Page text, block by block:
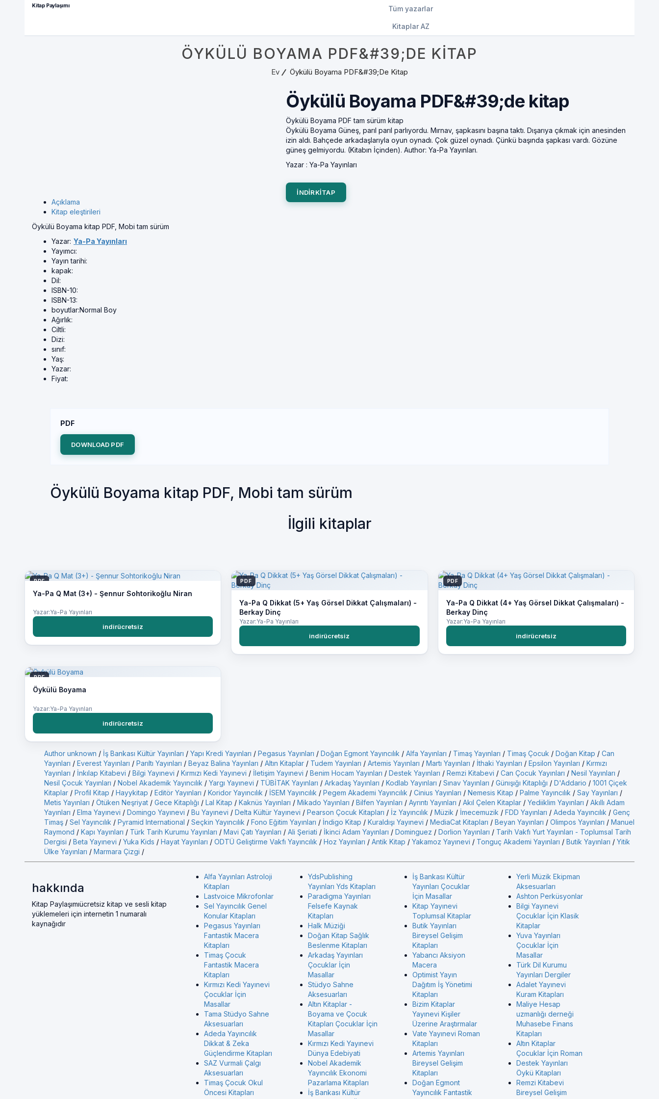
Kitap Paylaşımı Tüm yazarlar
Kitaplar AZ
ÖYKÜLÜ BOYAMA PDF&#39;DE KITAP
Ev Öykülü Boyama PDF&#39;de Kitap
Öykülü Boyama PDF&#39;de kitap
Öykülü Boyama PDF tam sürüm kitap
Öykülü Boyama Güneş, parıl parıl parlıyordu. Mırnav, şapkasını başına taktı. Dışarıya çıkmak için anesinden
izin aldı. Bahçede arkadaşlarıyla oyun oynadı. Çok güzel oynadı. Çünkü başında şapkası vardı. Gözüne
güneş gelmiyordu. (Kitabın İçinden). Author: Ya-Pa Yayınları.
Yazar :Ya-Pa Yayınları
INDIRKITAP
Açıklama
Kitap eleştirileri
Öykülü Boyama kitap PDF, Mobi tam sürüm
Yazar: Ya-Pa Yayınları
Yayımcı:
Yayın tarihi:
kapak:
Dil:
ISBN-10:
ISBN-13:
boyutlar:Normal Boy
Ağırlık:
Ciltli:
Dizi:
sınıf:
Yaş:
Yazar:
Fiyat:
PDF
DOWNLOAD PDF
Öykülü Boyama kitap PDF, Mobi tam sürüm
İlgili kitaplar
PDF
Ya-Pa Q Mat (3+) - Şennur Sohtorikoğlu Niran
Yazar:Ya-Pa Yayınları
indirücretsiz
PDF
Ya-Pa Q Dikkat (5+ Yaş Görsel Dikkat Çalışmaları) -
Berkay Dinç
Yazar:Ya-Pa Yayınları
indirücretsiz
PDF
Ya-Pa Q Dikkat (4+ Yaş Görsel Dikkat Çalışmaları) -
Berkay Dinç
Yazar:Ya-Pa Yayınları
indirücretsiz
PDF
Öykülü Boyama
Yazar:Ya-Pa Yayınları
indirücretsiz
Author unknown / İş Bankası Kültür Yayınları / Yapı Kredi Yayınları / Pegasus Yayınları / Doğan Egmont Yayıncılık / Alfa Yayınları / Timaş Yayınları / Timaş Çocuk / Doğan Kitap / Can
Yayınları / Everest Yayınları / Parıltı Yayınları / Beyaz Balina Yayınları / Altın Kitaplar / Tudem Yayınları / Artemis Yayınları / Martı Yayınları / İthaki Yayınları / Epsilon Yayınları / Kırmızı
Yayınları / İnkılap Kitabevi / Bilgi Yayınevi / Kırmızı Kedi Yayınevi / İletişim Yayınevi / Benim Hocam Yayınları / Destek Yayınları / Remzi Kitabevi / Can Çocuk Yayınları / Nesil Yayınları /
Nesil Çocuk Yayınları / Nobel Akademik Yayıncılık / Yargı Yayınevi / TÜBİTAK Yayınları / Arkadaş Yayınları / Kodlab Yayınları / Sınav Yayınları / Günışığı Kitaplığı / D'Addario / 1001 Çiçek
Kitaplar / Profil Kitap / Hayykitap / Editör Yayınları / Koridor Yayıncılık / İSEM Yayıncılık / Pegem Akademi Yayıncılık / Cinius Yayınları / Nemesis Kitap / Palme Yayıncılık / Say Yayınları /
Metis Yayınları / Ötüken Neşriyat / Gece Kitaplığı / Lal Kitap / Kaknüs Yayınları / Mikado Yayınları / Bilfen Yayınları / Ayrıntı Yayınları / Akıl Çelen Kitaplar / Yediiklim Yayınları / Akıllı Adam
Yayınları / Elma Yayınevi / Domingo Yayınevi / Bu Yayınevi / Delta Kültür Yayınevi / Pearson Çocuk Kitapları / İz Yayıncılık / Müzik / İmecemuzik / FDD Yayınları / Adeda Yayıncılık / Genç
Timaş / Sel Yayıncılık / Pyramid International / Seçkin Yayıncılık / Fono Eğitim Yayınları / İndigo Kitap / Kuraldışı Yayınevi / MediaCat Kitapları / Beyan Yayınları / Olimpos Yayınları / Manuel
Raymond / Kapı Yayınları / Türk Tarih Kurumu Yayınları / Mavi Çatı Yayınları / Ali Şeriati / İkinci Adam Yayınları / Dominguez / Dorlion Yayınları / Tarih Vakfı Yurt Yayınları - Toplumsal Tarih
Dergisi / Beta Yayınevi / Yuka Kids / Hayat Yayınları / ODTÜ Geliştirme Vakfı Yayıncılık / Hoz Yayınları / Antik Kitap / Yakamoz Yayınevi / Tonguç Akademi Yayınları / Butik Yayınları / Yitik
Ülke Yayınları / Marmara Çizgi /
hakkında
Kitap Paylaşımıücretsiz kitap ve sesli kitap
yüklemeleri için internetin 1 numaralı
kaynağıdır
Alfa Yayınları Astroloji
Kitapları
Lastvoice Mikrofonlar
Sel Yayıncılık Genel
Konular Kitapları
Pegasus Yayınları
Fantastik Macera
Kitapları
Timaş Çocuk
Fantastik Macera
Kitapları
Kırmızı Kedi Yayınevi
Çocuklar İçin
Masallar
Tama Stüdyo Sahne
Aksesuarları
Adeda Yayıncılık
Dikkat & Zeka
Güçlendirme Kitapları
SAZ Vurmali Çalgı
Aksesuarları
Timaş Çocuk Okul
Öncesi Kitapları
YdsPublishing
Yayınları Yds Kitapları
Paradigma Yayınları
Felsefe Kaynak
Kitapları
Halk Müziği
Doğan Kitap Sağlık
Beslenme Kitapları
Arkadaş Yayınları
Çocuklar İçin
Masallar
Stüdyo Sahne
Aksesuarları
Altın Kitaplar -
Boyama ve Çocuk
Kitapları Çocuklar İçin
Masallar
Kırmızı Kedi Yayınevi
Dünya Edebiyati
Nobel Akademik
Yayıncılık Ekonomi
Pazarlama Kitapları
İş Bankası Kültür
İş Bankası Kültür
Yayınları Çocuklar
İçin Masallar
Kitap Yayınevi
Toplumsal Kitaplar
Butik Yayınları
Bireysel Gelişim
Kitapları
Yabancı Aksiyon
Macera
Optimist Yayın
Dağıtım İş Yönetimi
Kitapları
Bizim Kitaplar
Yayınevi Kişiler
Üzerine Araştırmalar
Vate Yayınevi Roman
Kitapları
Artemis Yayınları
Bireysel Gelişim
Kitapları
Doğan Egmont
Yayıncılık Fantastik
Yerli Müzik Ekipman
Aksesuarları
Ashton Perküsyonlar
Bilgi Yayınevi
Çocuklar İçin Klasik
Kitaplar
Yuva Yayınları
Çocuklar İçin
Masallar
Türk Dil Kurumu
Yayınları Dergiler
Adalet Yayınevi
Kuram Kitapları
Maliye Hesap
uzmanlığı derneği
Muhasebe Finans
Kitapları
Altın Kitaplar
Çocuklar İçin Roman
Destek Yayınları
Öykü Kitapları
Remzi Kitabevi
Bireysel Gelişim